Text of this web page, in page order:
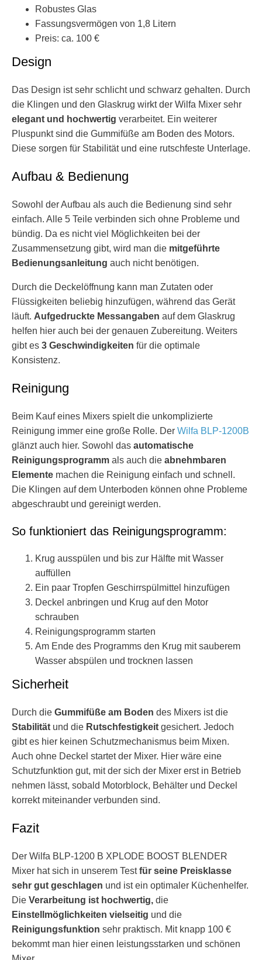
Robustes Glas
Fassungsvermögen von 1,8 Litern
Preis: ca. 100 €
Design
Das Design ist sehr schlicht und schwarz gehalten. Durch
die Klingen und den Glaskrug wirkt der Wilfa Mixer sehr
elegant und hochwertig verarbeitet. Ein weiterer
Pluspunkt sind die Gummifüße am Boden des Motors.
Diese sorgen für Stabilität und eine rutschfeste Unterlage.
Aufbau & Bedienung
Sowohl der Aufbau als auch die Bedienung sind sehr
einfach. Alle 5 Teile verbinden sich ohne Probleme und
bündig. Da es nicht viel Möglichkeiten bei der
Zusammensetzung gibt, wird man die mitgeführte
Bedienungsanleitung auch nicht benötigen.
Durch die Deckelöffnung kann man Zutaten oder
Flüssigkeiten beliebig hinzufügen, während das Gerät
läuft. Aufgedruckte Messangaben auf dem Glaskrug
helfen hier auch bei der genauen Zubereitung. Weiters
gibt es 3 Geschwindigkeiten für die optimale
Konsistenz.
Reinigung
Beim Kauf eines Mixers spielt die unkomplizierte
Reinigung immer eine große Rolle. Der Wilfa BLP-1200B
glänzt auch hier. Sowohl das automatische
Reinigungsprogramm als auch die abnehmbaren
Elemente machen die Reinigung einfach und schnell.
Die Klingen auf dem Unterboden können ohne Probleme
abgeschraubt und gereinigt werden.
So funktioniert das Reinigungsprogramm:
Krug ausspülen und bis zur Hälfte mit Wasser
auffüllen
Ein paar Tropfen Geschirrspülmittel hinzufügen
Deckel anbringen und Krug auf den Motor
schrauben
Reinigungsprogramm starten
Am Ende des Programms den Krug mit sauberem
Wasser abspülen und trocknen lassen
Sicherheit
Durch die Gummifüße am Boden des Mixers ist die
Stabilität und die Rutschfestigkeit gesichert. Jedoch
gibt es hier keinen Schutzmechanismus beim Mixen.
Auch ohne Deckel startet der Mixer. Hier wäre eine
Schutzfunktion gut, mit der sich der Mixer erst in Betrieb
nehmen lässt, sobald Motorblock, Behälter und Deckel
korrekt miteinander verbunden sind.
Fazit
Der Wilfa BLP-1200 B XPLODE BOOST BLENDER
Mixer hat sich in unserem Testfür seine Preisklasse
sehr gut geschlagen und ist ein optimaler Küchenhelfer.
Die Verarbeitung ist hochwertig, die
Einstellmöglichkeiten vielseitig und die
Reinigungsfunktion sehr praktisch. Mit knapp 100 €
bekommt man hier einen leistungsstarken und schönen